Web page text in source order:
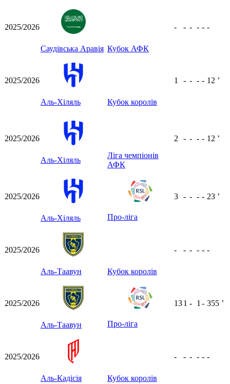
2025/2026
Саудівська Аравія Кубок АФК
- - - - - -
2025/2026
Аль-Хіляль Кубок королів
1 - - - - 12 ʼ
2025/2026
Аль-Хіляль
Ліга чемпіонів
АФК
2 - - - - 12 ʼ
2025/2026
Аль-Хіляль Про-ліга
3 - - - - 23 ʼ
2025/2026
Аль-Таавун Кубок королів
- - - - - -
2025/2026
Аль-Таавун Про-ліга
131 - 1 - 355 ʼ
2025/2026
Аль-Кадісія Кубок королів
- - - - - -